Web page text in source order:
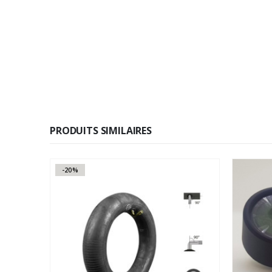
PRODUITS SIMILAIRES
-20%